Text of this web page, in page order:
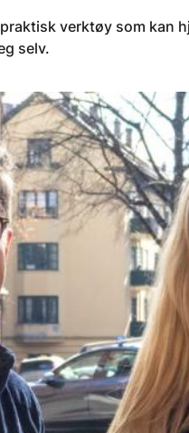
verktøy som kan
selv.